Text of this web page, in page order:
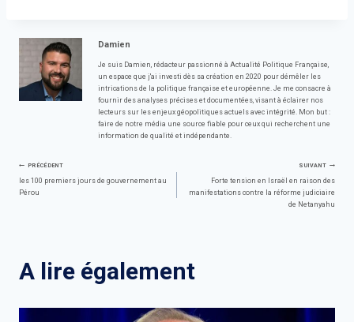
Damien
Je suis Damien, rédacteur passionné à Actualité Politique Française,
un espace que j'ai investi dès sa création en 2020 pour démêler les
intrications de la politique française et européenne. Je me consacre à
fournir des analyses précises et documentées, visant à éclairer nos
lecteurs sur les enjeux géopolitiques actuels avec intégrité. Mon but :
faire de notre média une source fiable pour ceux qui recherchent une
information de qualité et indépendante.
Navigation
PRÉCÉDENT
les 100 premiers jours de gouvernement au
Pérou
SUIVANT
Forte tension en Israël en raison des
manifestations contre la réforme judiciaire
de Netanyahu
A lire également